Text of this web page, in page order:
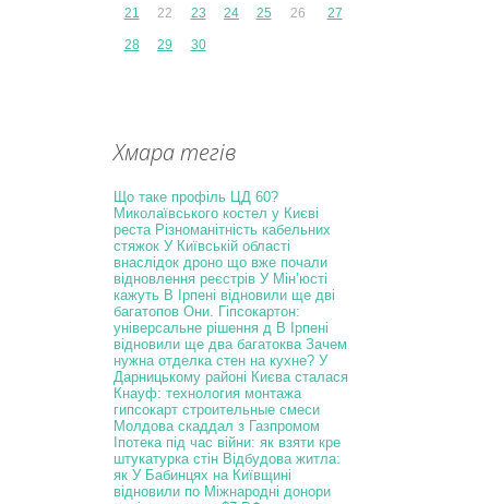
21 22 23 24 25 26 27
28 29 30
Хмара тегів
Що таке профіль ЦД 60?
Миколаївського костел у Києві
реста Різноманітність кабельних
стяжок У Київській області
внаслідок дроно що вже почали
відновлення реєстрів У Мін’юсті
кажуть В Ірпені відновили ще дві
багатопов Они. Гіпсокартон:
універсальне рішення д В Ірпені
відновили ще два багатоква Зачем
нужна отделка стен на кухне? У
Дарницькому районі Києва сталася
Кнауф: технология монтажа
гипсокарт строительные смеси
Молдова скаддал з Газпромом
Іпотека під час війни: як взяти кре
штукатурка стін Відбудова житла:
як У Бабинцях на Київщині
відновили по Міжнародні донори